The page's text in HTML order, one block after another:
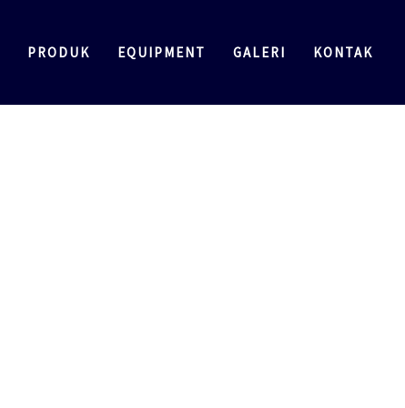
PRODUK EQUIPMENT GALERI KONTAK